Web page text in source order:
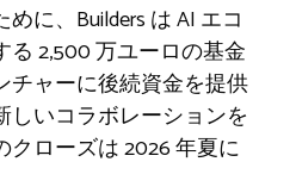
に、Builders は AI エコ
2,500 万ユーロの基金
チャーに後続資金を提供
しいコラボレーションを
ローズは 2026 年夏に